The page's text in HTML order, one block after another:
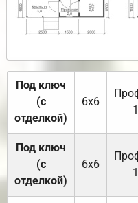
Под ключ
(с
отделкой)
6х6
Под ключ
(с
отделкой)
6х6